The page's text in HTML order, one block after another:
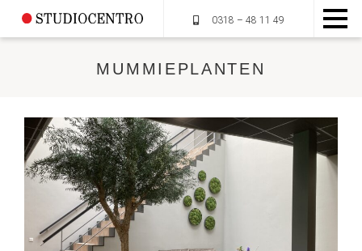
OVER STUDIOCENTRO
MUMMIEPLANTEN
DIENSTEN
0318 – 48 11 49
MUMMIEPLANTEN